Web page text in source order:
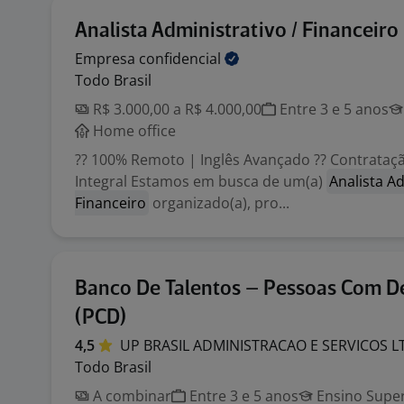
Analista Administrativo / Financeiro
Empresa confidencial
Todo Brasil
R$ 3.000,00 a R$ 4.000,00
Entre 3 e 5 anos
Home office
?? 100% Remoto | Inglês Avançado ??
Integral Estamos em busca de um(a) Analista
Financeiro organizado(a), pro...
Banco De Talentos – Pessoas Com
(PCD)
4,5 UP BRASIL ADMINISTRACAO E SERVICOS
Todo Brasil
A combinar
Entre 3 e 5 anos Ensino